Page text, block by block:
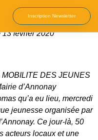
Inscription Newsletter
13 février 2020
DES JEUNES
d’Annonay
qu’a eu lieu, mercredi
jeunesse organisée par
Ce jour-là, 50
acteurs locaux et une